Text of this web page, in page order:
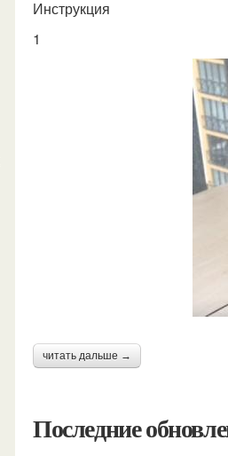
Инструкция
1
читать дальше →
Последние